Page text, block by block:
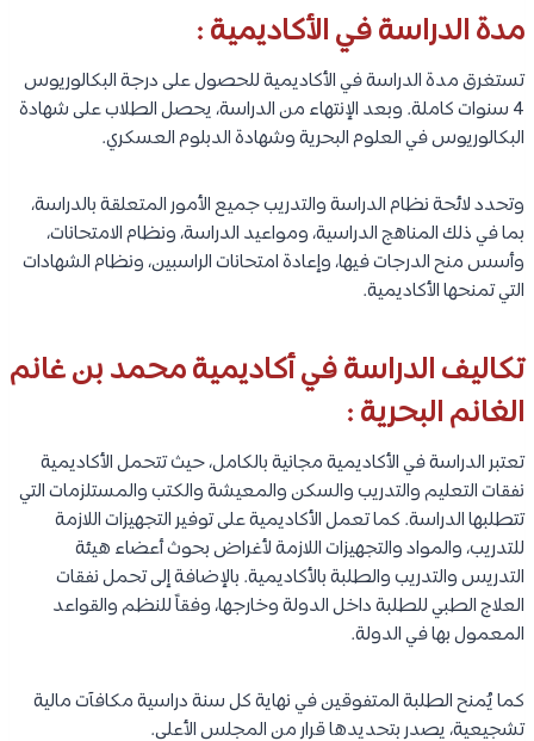
مدة الدراسة في الأكاديمية :
تستغرق مدة الدراسة في الأكاديمية للحصول على درجة البكالوريوس
4 سنوات كاملة. وبعد الإنتهاء من الدراسة، يحصل الطلاب على شهادة
البكالوريوس في العلوم البحرية وشهادة الدبلوم العسكري.
وتحدد لائحة نظام الدراسة والتدريب جميع الأمور المتعلقة بالدراسة،
بما في ذلك المناهج الدراسية، ومواعيد الدراسة، ونظام الامتحانات،
وأسس منح الدرجات فيها، وإعادة امتحانات الراسبين، ونظام الشهادات
التي تمنحها الأكاديمية.
تكاليف الدراسة في أكاديمية محمد بن غانم
الغانم البحرية :
تعتبر الدراسة في الأكاديمية مجانية بالكامل، حيث تتحمل الأكاديمية
نفقات التعليم والتدريب والسكن والمعيشة والكتب والمستلزمات التي
تتطلبها الدراسة. كما تعمل الأكاديمية على توفير التجهيزات اللازمة
للتدريب، والمواد والتجهيزات اللازمة لأغراض بحوث أعضاء هيئة
التدريس والتدريب والطلبة بالأكاديمية. بالإضافة إلى تحمل نفقات
العلاج الطبي للطلبة داخل الدولة وخارجها، وفقاً للنظم والقواعد
المعمول بها في الدولة.
كما يُمنح الطلبة المتفوقين في نهاية كل سنة دراسية مكافآت مالية
تشجيعية، يصدر بتحديدها قرار من المجلس الأعلى.